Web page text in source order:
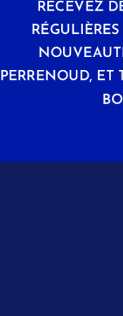
RECEVEZ
PERRENOUD, ET